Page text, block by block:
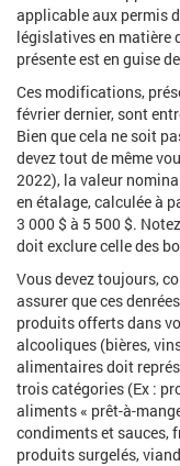
applicable aux permis
législatives en matière
présente est en guise
Ces modifications,
février dernier, sont
Bien que cela ne soit
devez tout de même
2022), la valeur
en étalage, calculée à
3 000 $ à 5 500 $.
doit exclure celle des
Vous devez toujours,
assurer que ces
produits offerts dans
alcooliques (bières,
alimentaires doit
trois catégories (Ex :
aliments « prêt-à-
condiments et sauces,
produits surgelés,